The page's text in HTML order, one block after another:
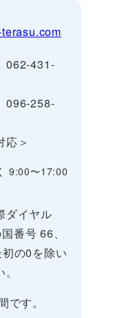
062-431-
096-258-
応＞
9:00〜17:00
ダイヤル
番号 66、
の0を除い
です。